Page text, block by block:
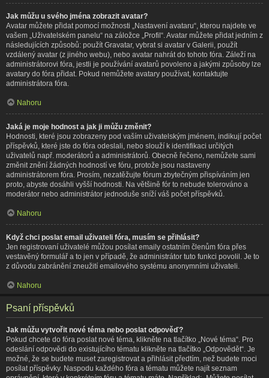
Jak můžu u svého jména zobrazit avatar?
Avatar můžete přidat pomocí možnosti „Nastavení avataru“, kterou najdete ve
vašem „Uživatelském panelu“ na záložce „Profil“. Avatar můžete přidat jedním z
následujících způsobů: použít Gravatar, vybrat si avatar v Galerii, použít
vzdálený avatar (z jiného webu), nebo avatar nahrát do tohoto fóra. Záleží na
administrátorovi fóra, jestli je používání avatarů povoleno a jakými způsoby lze
avatary do fóra přidat. Pokud nemůžete avatary používat, kontaktujte
administrátora fóra.
Nahoru
Jaká je moje hodnost a jak ji můžu změnit?
Hodnosti, které jsou zobrazeny pod vaším uživatelským jménem, indikují počet
příspěvků, které jste do fóra odeslali, nebo slouží k identifikaci určitých
uživatelů např. moderátorů a administrátorů. Obecně řečeno, nemůžete sami
změnit znění žádných hodností ve fóru, protože jsou nastaveny
administrátorem fóra. Prosím, nezatěžujte fórum zbytečným přispíváním jen
proto, abyste dosáhli vyšší hodnosti. Na většině fór to nebude tolerováno a
moderátor nebo administrátor jednoduše sníží váš počet příspěvků.
Nahoru
Když chci poslat email uživateli fóra, musím se přihlásit?
Jen registrovaní uživatelé můžou posílat emaily ostatním členům fóra přes
vestavěný formulář a to jen v případě, že administrátor tuto funkci povolil. Je to
z důvodu zabránění zneužití emailového systému anonymními uživateli.
Nahoru
Psaní příspěvků
Jak můžu vytvořit nové téma nebo poslat odpověď?
Pokud chcete do fóra poslat nové téma, klikněte na tlačítko „Nové téma“. Pro
odeslání odpovědi do existujícího tématu klikněte na tlačítko „Odpovědět“. Je
možné, že se budete muset zaregistrovat a přihlásit předtím, než budete moci
posílat příspěvky. Naspodu každého fóra a tématu můžete najít seznam